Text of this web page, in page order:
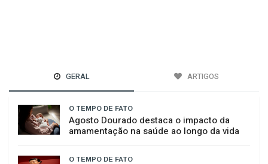
GERAL ARTIGOS
O TEMPO DE FATO
Agosto Dourado destaca o impacto da
amamentação na saúde ao longo da vida
O TEMPO DE FATO